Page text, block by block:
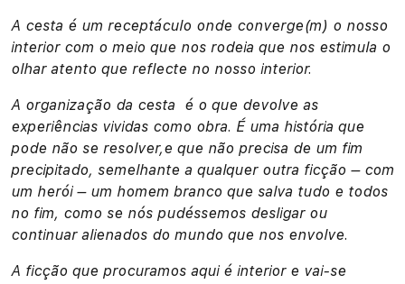
A cesta é um receptáculo onde converge(m) o nosso
interior com o meio que nos rodeia que nos estimula o
olhar atento que reflecte no nosso interior.
A organização da cesta é o que devolve as
experiências vividas como obra. É uma história que
pode não se resolver,e que não precisa de um fim
precipitado, semelhante a qualquer outra ficção – com
um herói – um homem branco que salva tudo e todos
no fim, como se nós pudéssemos desligar ou
continuar alienados do mundo que nos envolve.
A ficção que procuramos aqui é interior e vai-se